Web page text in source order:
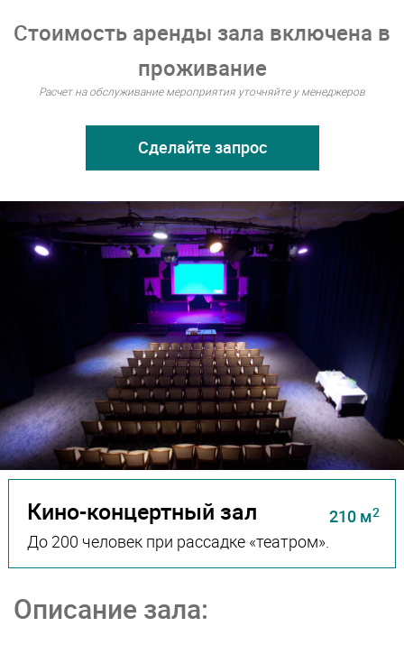
Стоимость аренды зала включена в
проживание
Расчет на обслуживание мероприятия уточняйте у менеджеров
Сделайте запрос
Кино-концертный зал 210 м2
До 200 человек при рассадке «театром».
Описание зала: